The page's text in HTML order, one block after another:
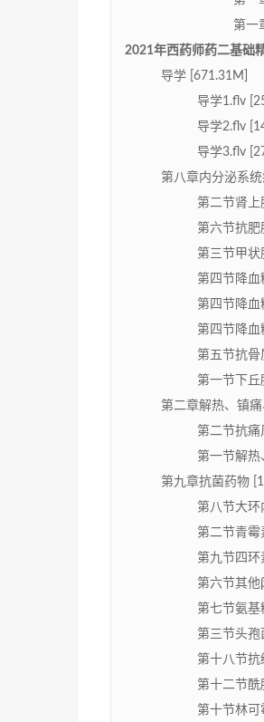
第一
2021年西药师药二基础
导学 [671.31M]
导学1.flv
导学2.flv
导学3.flv
第八章内分泌系
第二节肾上
第六节抗肥
第三节甲状
第四节降血
第四节降血
第四节降血
第五节抗骨
第一节下丘
第二章解热、镇
第二节抗痛
第一节解热
第九章抗菌药物
第八节大环
第二节青霉
第九节四环
第六节其他
第七节氨基
第三节头孢
第十八节抗
第十二节酰
第十节林可